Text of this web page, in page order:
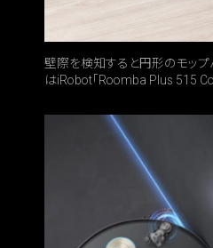
壁際を検知すると円形のモップ
はiRobot「Roomba Plus 515